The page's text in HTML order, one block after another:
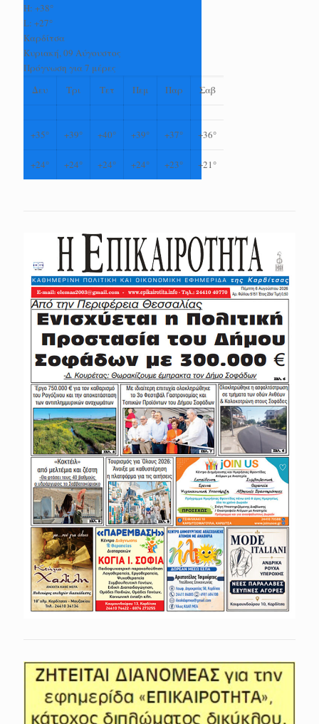
H: +38°
L: +27°
Καρδίτσα
Κυριακή, 09 Αύγουστος
Πρόγνωση για 7 μέρες
Δευ
Τρι Τετ Πεμ Παρ Σαβ
+35° +39° +40° +39° +37° +36°
+24° +24° +24° +24° +23° +21°